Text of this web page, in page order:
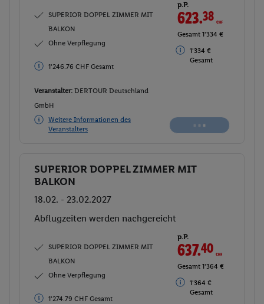
SUPERIOR DOPPEL ZIMMER MIT
BALKON
Ohne Verpflegung
1'246.76 CHF Gesamt
p.P.
623.38 CHF
Gesamt 1'334 €
1'334 €
Gesamt
Veranstalter: DERTOUR Deutschland
GmbH
Weitere Informationen des
Veranstalters
Buchen
SUPERIOR DOPPEL ZIMMER MIT
BALKON
18.02. - 23.02.2027
Abflugzeiten werden nachgereicht
SUPERIOR DOPPEL ZIMMER MIT
BALKON
Ohne Verpflegung
1'274.79 CHF Gesamt
p.P.
637.40 CHF
Gesamt 1'364 €
1'364 €
Gesamt